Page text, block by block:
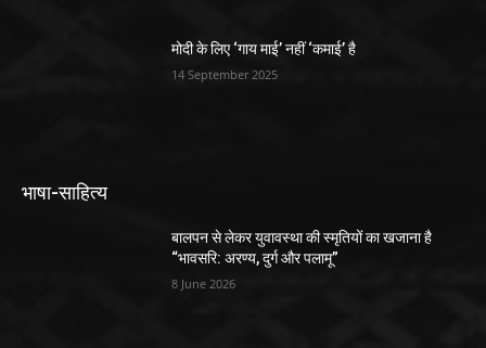
मोदी के लिए ‘गाय माई’ नहीं ‘कमाई’ है
14 September 2025
भाषा-साहित्य
बालपन से लेकर युवावस्था की स्मृतियों का खजाना है
“भावसरि: अरण्य, दुर्ग और पलामू”
8 June 2026